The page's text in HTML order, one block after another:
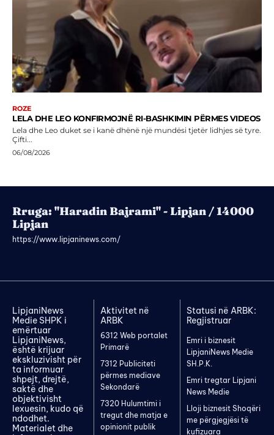
ROZE
LELA DHE LEO KONFIRMOJNË RI-BASHKIMIN PËRMES VIDEOS
Lela dhe Leo duket se i kanë dhënë një mundësi tjetër lidhjes së tyre.
Çifti...
06/08/2026
Rruga: "Haradin Bajrami" - Lipjan / 14000
Lipjan
https://www.lipjaninews.com/
LipjaniNews
Medie SHPK i
emërtuar
LipjaniNews,
është krijuar
ekskluzivisht për
ta informuar
shpejt, drejtë,
saktë dhe
objektivisht
lexuesin, kudo që
ndodhet.
Materialet dhe
Aktivitet në
ARBK
6312 Web portalet
Primarë
7312 Publiciteti
përmes mediave
Sekondarë
7320 Hulumtimi i
tregut dhe matja e
opinionit publik
Statusi në ARBK:
Regjistruar
Emri i biznesit
LipjaniNews Medie
SH.P.K.
Emri tregtar Lipjani
News Medie
Lloji biznesit Shoqëri
me përgjegjësi të
kufizuara